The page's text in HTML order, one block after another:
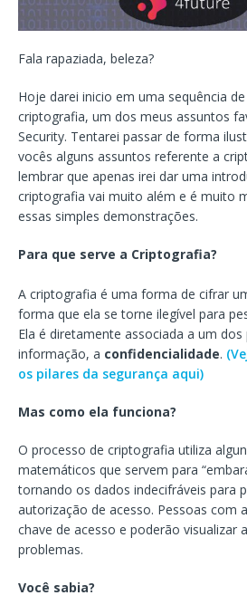
Fala rapaziada, beleza?
Hoje darei inicio em uma sequência
criptografia, um dos meus assuntos
Security. Tentarei passar de forma
vocês alguns assuntos referente a
lembrar que apenas irei dar uma
criptografia vai muito além e é muito
essas simples demonstrações.
Para que serve a Criptografia?
A criptografia é uma forma de cifrar
forma que ela se torne ilegível para
Ela é diretamente associada a um dos
informação, a confidencialidade.
os pilares da segurança aqui)
Mas como ela funciona?
O processo de criptografia utiliza
matemáticos que servem para
tornando os dados indecifráveis para
autorização de acesso. Pessoas com
chave de acesso e poderão visualizar
problemas.
Você sabia?